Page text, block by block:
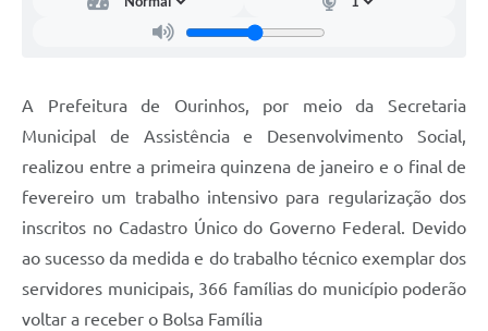
A Prefeitura de Ourinhos, por meio da Secretaria
Municipal de Assistência e Desenvolvimento Social,
realizou entre a primeira quinzena de janeiro e o final de
fevereiro um trabalho intensivo para regularização dos
inscritos no Cadastro Único do Governo Federal. Devido
ao sucesso da medida e do trabalho técnico exemplar dos
servidores municipais, 366 famílias do município poderão
voltar a receber o Bolsa Família